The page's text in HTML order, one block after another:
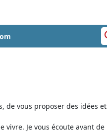
de vous proposer des idées et
vivre. Je vous écoute avant de